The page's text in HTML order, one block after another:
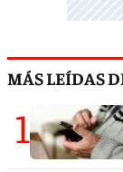
MÁS LEÍDAS
1